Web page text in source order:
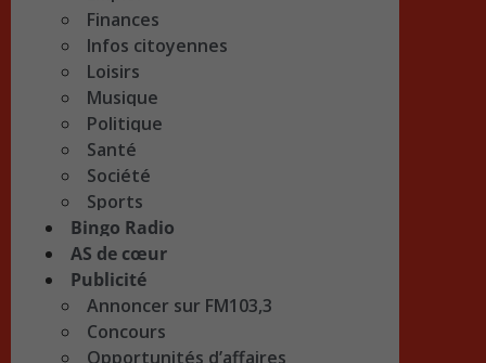
Finances
Infos citoyennes
Loisirs
Musique
Politique
Santé
Société
Sports
Bingo Radio
AS de cœur
Publicité
Annoncer sur FM103,3
Concours
Opportunités d’affaires